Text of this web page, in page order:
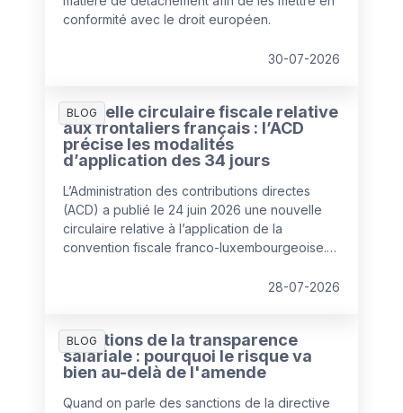
conformité avec le droit européen.
30-07-2026
BLOG
Nouvelle circulaire fiscale relative
aux frontaliers français : l’ACD
précise les modalités
d’application des 34 jours
L’Administration des contributions directes
(ACD) a publié le 24 juin 2026 une nouvelle
circulaire relative à l’application de la
convention fiscale franco-luxembourgeoise.
apporte plusieurs clarifications pratiques
travailleurs frontaliers depuis l'entrée en
vigueur de l’avenant à la convention fiscale au
1er janvier 2023.
28-07-2026
BLOG
Sanctions de la transparence
salariale : pourquoi le risque va
bien au-delà de l'amende
Quand on parle des sanctions de la directive